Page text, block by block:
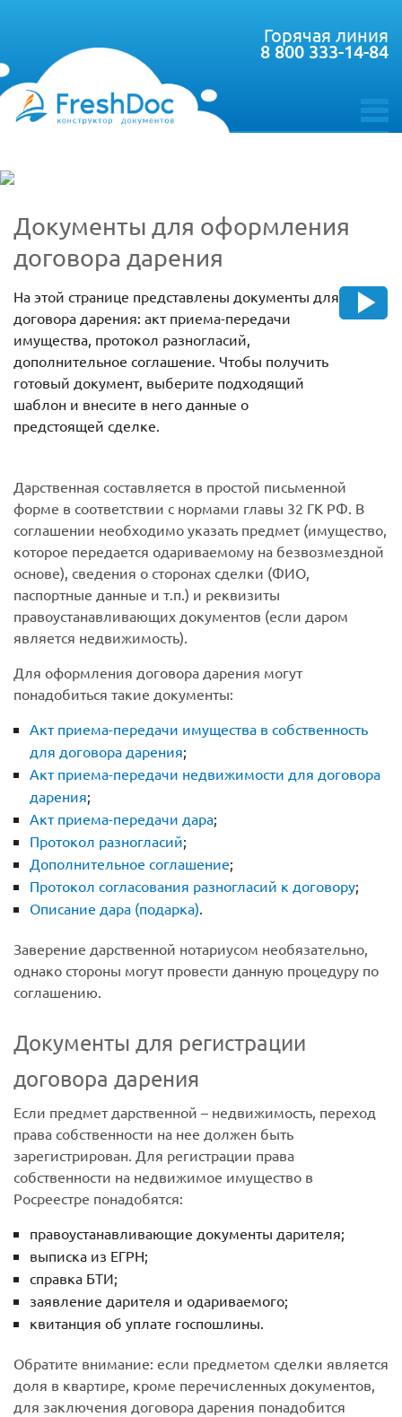
toggle
Горячая линия
8 800 333-14-84
Документы для оформления
договора дарения
На этой странице представлены документы для
договора дарения: акт приема-передачи
имущества, протокол разногласий,
дополнительное соглашение. Чтобы получить
готовый документ, выберите подходящий
шаблон и внесите в него данные о
предстоящей сделке.
Дарственная составляется в простой письменной
форме в соответствии с нормами главы 32 ГК РФ. В
соглашении необходимо указать предмет (имущество,
которое передается одариваемому на безвозмездной
основе), сведения о сторонах сделки (ФИО,
паспортные данные и т.п.) и реквизиты
правоустанавливающих документов (если даром
является недвижимость).
Для оформления договора дарения могут
понадобиться такие документы:
Акт приема-передачи имущества в собственность
для договора дарения;
Акт приема-передачи недвижимости для договора
дарения;
Акт приема-передачи дара;
Протокол разногласий;
Дополнительное соглашение;
Протокол согласования разногласий к договору;
Описание дара (подарка).
Заверение дарственной нотариусом необязательно,
однако стороны могут провести данную процедуру по
соглашению.
Документы для регистрации
договора дарения
Если предмет дарственной – недвижимость, переход
права собственности на нее должен быть
зарегистрирован. Для регистрации права
собственности на недвижимое имущество в
Росреестре понадобятся:
правоустанавливающие документы дарителя;
выписка из ЕГРН;
справка БТИ;
заявление дарителя и одариваемого;
квитанция об уплате госпошлины.
Обратите внимание: если предметом сделки является
доля в квартире, кроме перечисленных документов,
для заключения договора дарения понадобится